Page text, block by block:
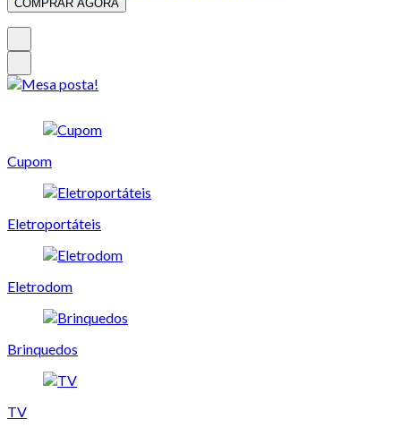
COMPRAR AGORA
Cupom
Eletroportáteis
Eletrodom
Brinquedos
TV